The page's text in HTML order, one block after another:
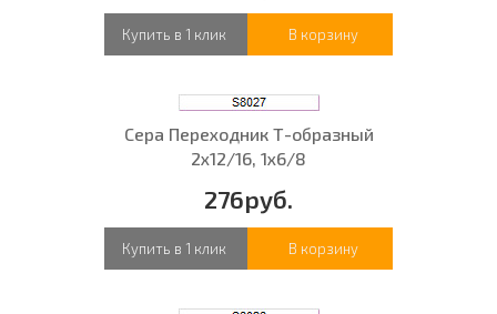
Купить в 1 клик В корзину
Сера Переходник Т-образный
2х12/16, 1х6/8
276руб.
Купить в 1 клик В корзину